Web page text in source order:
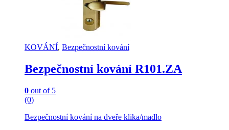
product
KOVÁNÍ, Bezpečnostní kování
Bezpečnostní kování R101.ZA
0 out of 5
(0)
Bezpečnostní kování na dveře klika/madlo